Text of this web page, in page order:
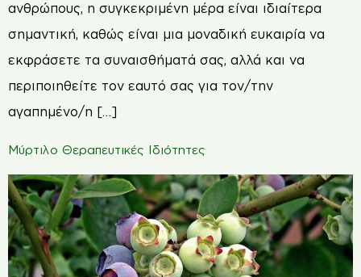
ανθρώπους, η συγκεκριμένη μέρα είναι ιδιαίτερα
σημαντική, καθώς είναι μια μοναδική ευκαιρία να
εκφράσετε τα συναισθήματά σας, αλλά και να
περιποιηθείτε τον εαυτό σας για τον/την
αγαπημένο/η […]
Μύρτιλο Θεραπευτικές Ιδιότητες